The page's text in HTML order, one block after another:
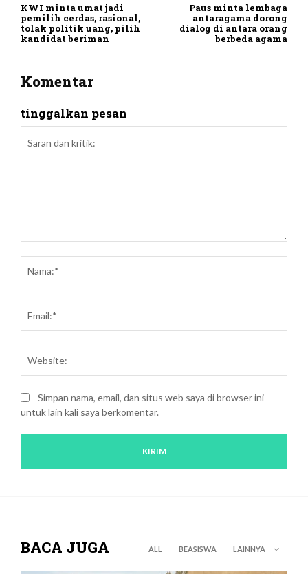
KWI minta umat jadi
pemilih cerdas, rasional,
tolak politik uang, pilih
kandidat beriman
Paus minta lembaga
antaragama dorong
dialog di antara orang
berbeda agama
Komentar
tinggalkan pesan
kritik:
Simpan nama, email, dan situs web saya di browser ini
untuk lain kali saya berkomentar.
BACA JUGA ALL BEASISWA LAINNYA